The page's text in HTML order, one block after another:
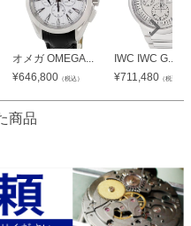
オメガ OMEGA...
¥646,800 （税込）
IWC IWC G...
¥711,480 （税込）
商品